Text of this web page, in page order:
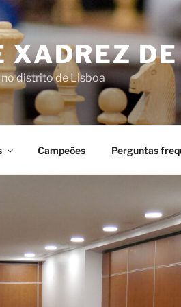
XADREZ
distrito de Lisboa
Campeões Perguntas